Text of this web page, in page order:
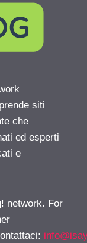
siti
che
ed esperti
e
network. For
: